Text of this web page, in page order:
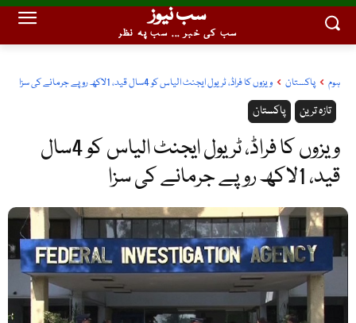
سب نیوز
سب کی خبر ... سب پہ نظر
ہوم پاکستان ویزوں کا فراڈ، ٹریول ایجنٹ الیاس کو 4سال قید، 1لاکھ روپے جرمانے کی سزا
پاکستان تازہ ترین
ویزوں کا فراڈ، ٹریول ایجنٹ الیاس کو 4سال
قید، 1لاکھ روپے جرمانے کی سزا